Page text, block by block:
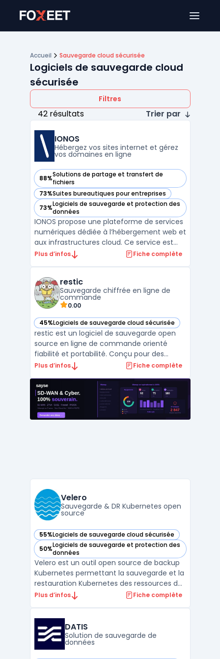
Accueil Sauvegarde cloud sécurisée
Logiciels de sauvegarde cloud
sécurisée
Filtres
42 résultats Trier par
IONOS
Hébergez vos sites internet et gérez
vos domaines en ligne
88%Solutions de partage et transfert de
fichiers
— voir IONOS dans cette catégorie
73%Suites bureautiques pour entreprises
— voir IONOS dans cette catégorie
73%Logiciels de sauvegarde et protection des
données
— voir IONOS dans cette catégorie
IONOS propose une plateforme de services
numériques dédiée à l’hébergement web et
aux infrastructures cloud. Ce service est
destiné aux entreprises souhaitant
le RGPD, tout en assurant la maîtrise de
leurs données. Le ...
Plus d’infos Fiche complète
restic
Sauvegarde chiffrée en ligne de
commande
0.00
45%Logiciels de sauvegarde cloud sécurisée
— voir restic dans cette catégorie
restic est un logiciel de sauvegarde open
source en ligne de commande orienté
fiabilité et portabilité. Conçu pour des
environnements Linux, BSD, macOS et
chiffrés et vérifiables. La sauvegarde
incrémentielle et la déduplication des
données limitent le volum ...
Plus d’infos Fiche complète
Velero
Sauvegarde & DR Kubernetes open
source
55%Logiciels de sauvegarde cloud sécurisée
— voir Velero dans cette catégorie
50%Logiciels de sauvegarde et protection des
données
— voir Velero dans cette catégorie
Velero est un outil open source de backup
Kubernetes permettant la sauvegarde et la
restauration Kubernetes des ressources de
cluster et des volumes persistants. Il
entre clusters ou environnements, en
s’appuyant sur l’AP ...
Plus d’infos Fiche complète
DATIS
Solution de sauvegarde de
données